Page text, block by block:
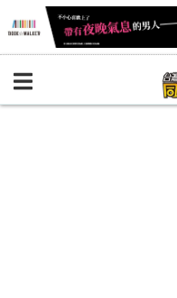
BOOKY書集倉庫